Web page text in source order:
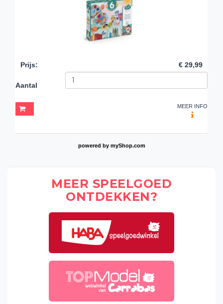
Prijs: € 29,99
Aantal
MEER INFO
powered by myShop.com
MEER SPEELGOED
ONTDEKKEN?